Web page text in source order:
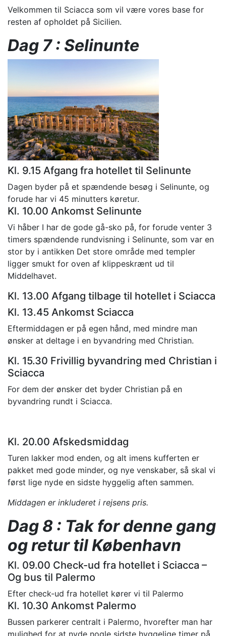
Velkommen til Sciacca som vil være vores base for
resten af opholdet på Sicilien.
Dag 7 : Selinunte
Kl. 9.15 Afgang fra hotellet til Selinunte
Dagen byder på et spændende besøg i Selinunte, og
forude har vi 45 minutters køretur.
Kl. 10.00 Ankomst Selinunte
Vi håber I har de gode gå-sko på, for forude venter 3
timers spændende rundvisning i Selinunte, som var en
stor by i antikken Det store område med templer
ligger smukt for oven af klippeskrænt ud til
Middelhavet.
Kl. 13.00 Afgang tilbage til hotellet i Sciacca
Kl. 13.45 Ankomst Sciacca
Eftermiddagen er på egen hånd, med mindre man
ønsker at deltage i en byvandring med Christian.
Kl. 15.30 Frivillig byvandring med Christian i
Sciacca
For dem der ønsker det byder Christian på en
byvandring rundt i Sciacca.
Kl. 20.00 Afskedsmiddag
Turen lakker mod enden, og alt imens kufferten er
pakket med gode minder, og nye venskaber, så skal vi
først lige nyde en sidste hyggelig aften sammen.
Middagen er inkluderet i rejsens pris.
Dag 8 : Tak for denne gang
og retur til København
Kl. 09.00 Check-ud fra hotellet i Sciacca –
Og bus til Palermo
Efter check-ud fra hotellet kører vi til Palermo
Kl. 10.30 Ankomst Palermo
Bussen parkerer centralt i Palermo, hvorefter man har
mulighed for at nyde nogle sidste hyggelige timer på